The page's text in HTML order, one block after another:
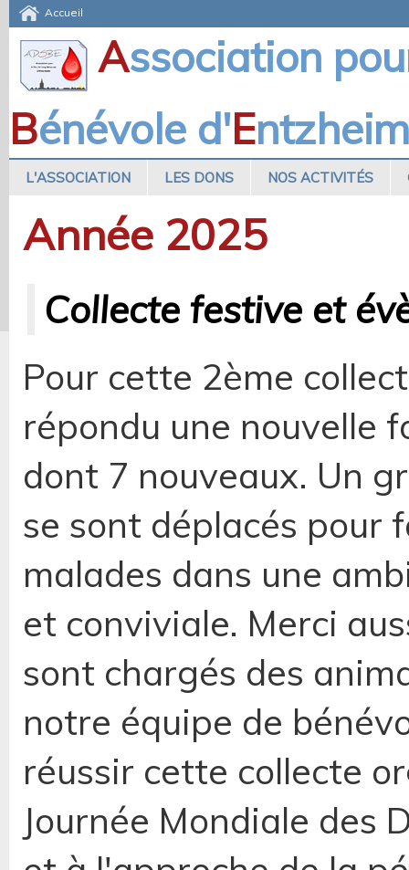
Accueil
Association
Bénévole d'Entzheim
L'ASSOCIATION LES DONS NOS ACTIVITÉS
Année 2025
Collecte festive et
Pour cette 2ème
répondu une nouvelle
dont 7 nouveaux. Un
se sont déplacés pour
malades dans une
et conviviale. Merci
sont chargés des
notre équipe de
réussir cette collecte
Journée Mondiale des